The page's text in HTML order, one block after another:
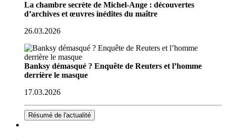
La chambre secrète de Michel-Ange : découvertes
d’archives et œuvres inédites du maître
26.03.2026
Banksy démasqué ? Enquête de Reuters et l’homme
derrière le masque
17.03.2026
Résumé de l'actualité